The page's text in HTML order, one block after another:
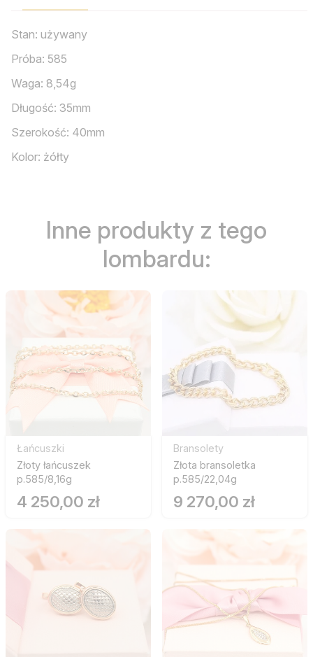
Stan: używany
Próba: 585
Waga: 8,54g
Długość: 35mm
Szerokość: 40mm
Kolor: żółty
Inne produkty z tego
lombardu:
Łańcuszki
Złoty łańcuszek
p.585/8,16g
4 250,00 zł
Bransolety
Złota bransoletka
p.585/22,04g
9 270,00 zł